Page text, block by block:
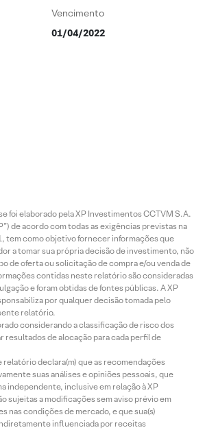
Vencimento
01/04/2022
foi elaborado pela XP Investimentos CCTVM S.A.
de acordo com todas as exigências previstas na
tem como objetivo fornecer informações que
a tomar sua própria decisão de investimento, não
de oferta ou solicitação de compra e/ou venda de
contidas neste relatório são consideradas
e foram obtidas de fontes públicas. A XP
por qualquer decisão tomada pelo
relatório.
considerando a classificação de risco dos
resultados de alocação para cada perfil de
relatório declara(m) que as recomendações
suas análises e opiniões pessoais, que
independente, inclusive em relação à XP
sujeitas a modificações sem aviso prévio em
nas condições de mercado, e que sua(s)
influenciada por receitas